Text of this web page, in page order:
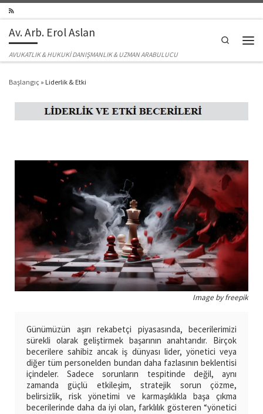
Av. Arb. Erol Aslan
AVUKATLIK & HUKUKİ DANIŞMANLIK & UZMAN ARABULUCU
Search
Başlangıç » Liderlik & Etki
Image by freepik
Günümüzün aşırı rekabetçi piyasasında, becerilerimizi
sürekli olarak geliştirmek başarının anahtarıdır. Birçok
becerilere sahibiz ancak iş dünyası lider, yönetici veya
diğer tüm personelden bundan daha fazlasının beklentisi
içindeler. Sadece sorunların tespitinde değil, aynı
zamanda güçlü etkileşim, stratejik sorun çözme,
belirsizlik, risk yönetimi ve karmaşıklıkla başa çıkma
becerilerinde daha da iyi olan, farklılık gösteren “yönetici